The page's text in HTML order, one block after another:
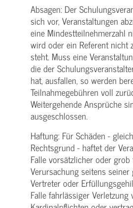
Absagen: Der
sich vor, Veranstaltungen
eine Mindest­teilnehmerzahl
wird oder ein Referent nicht
steht. Muss eine
die der
hat, ausfallen, so werden
Teilnahme­gebühren voll
Weitergehende Ansprüche
ausgeschlossen.
Haftung: Für Schäden -
Rechtsgrund - haftet der
Falle vorsätzlicher oder
Verursachung seitens seiner
Vertreter oder
Falle fahrlässiger Verletzung